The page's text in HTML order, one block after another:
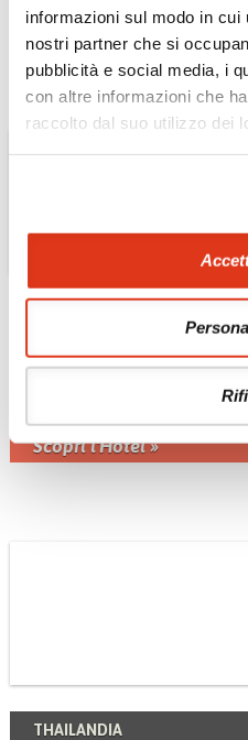
informazioni sul modo in
nostri partner che si
pubblicità e social media, i
con altre informazioni che
raccolto dal suo utilizzo dei
Scopri l'Hotel »
Okinawa Aj Koki
Scopri l'Hotel »
THAILANDIA